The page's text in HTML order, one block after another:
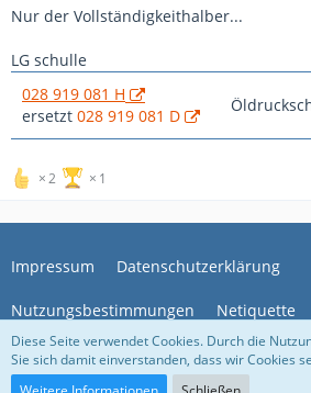
Nur der Vollständigkeithalber...
LG schulle
028 919 081 H
ersetzt 028 919 081 D
2 1
Impressum Datenschutzerklärung
Nutzungsbestimmungen Netiquette
Community-Software:
Diese Seite verwendet Cookies. Durch die
Sie sich damit einverstanden, dass wir Cookies